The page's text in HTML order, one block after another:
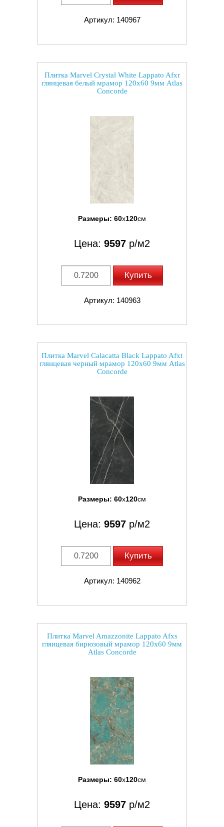
Артикул: 140967
Плитка Marvel Crystal White Lappato Afxr
глянцевая белый мрамор 120x60 9мм Atlas
Concorde
Размеры: 60x120см
Цена: 9597 р/м2
Купить
Артикул: 140963
Плитка Marvel Calacatta Black Lappato Afxt
глянцевая черный мрамор 120x60 9мм Atlas
Concorde
Размеры: 60x120см
Цена: 9597 р/м2
Купить
Артикул: 140962
Плитка Marvel Amazzonite Lappato Afxs
глянцевая бирюзовый мрамор 120x60 9мм
Atlas Concorde
Размеры: 60x120см
Цена: 9597 р/м2